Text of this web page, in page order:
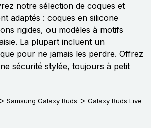
notre sélection de coques et
adaptés : coques en silicone
rigides, ou modèles à motifs
La plupart incluent un
pour ne jamais les perdre. Offrez
sécurité stylée, toujours à petit
Samsung Galaxy Buds Galaxy Buds Live